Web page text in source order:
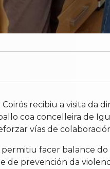
recibiu a visita da
coa concelleira de
vías de
facer balance do
prevención da